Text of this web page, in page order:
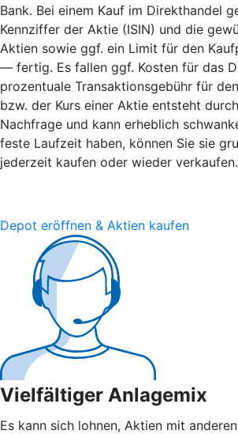
Bank. Bei einem Kauf im Direkthandel
Kennziffer der Aktie (ISIN) und die
Aktien sowie ggf. ein Limit für den
— fertig. Es fallen ggf. Kosten für das
prozentuale Transaktionsgebühr für
bzw. der Kurs einer Aktie entsteht
Nachfrage und kann erheblich
feste Laufzeit haben, können Sie sie
jederzeit kaufen oder wieder verkaufen.
Depot eröffnen & Aktien kaufen
Vielfältiger Anlagemix
Es kann sich lohnen, Aktien mit